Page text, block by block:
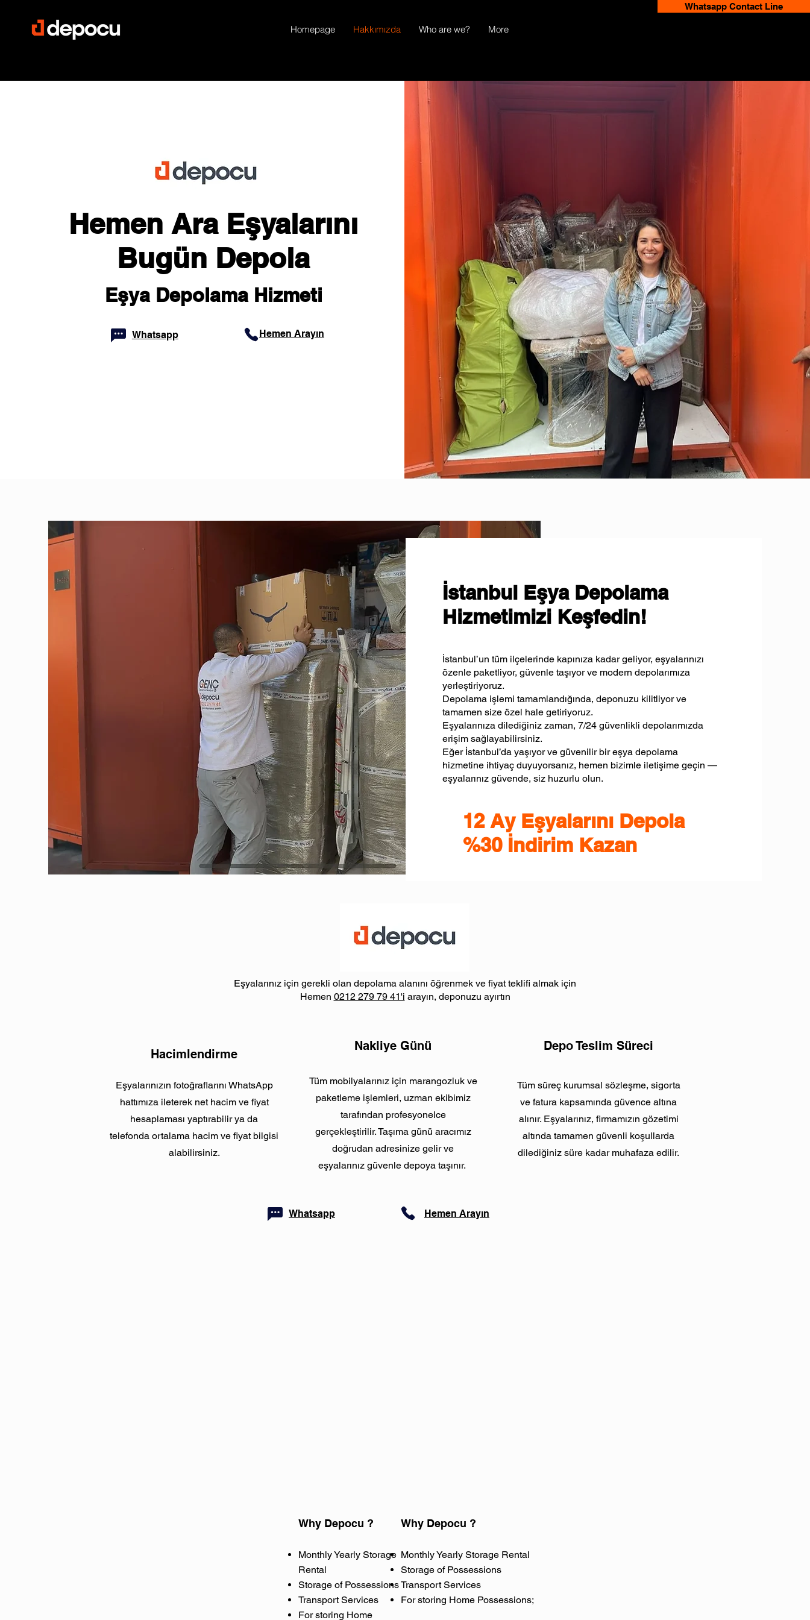
Homepage Hakkımızda Who are we? More
Whatsapp Contact Line
Hemen Ara Eşyalarını
Bugün Depola
Eşya Depolama Hizmeti
Whatsapp Hemen Arayın
İstanbul Eşya Depolama
Hizmetimizi Keşfedin!
İstanbul’un tüm ilçelerinde kapınıza kadar geliyor, eşyalarınızı
özenle paketliyor, güvenle taşıyor ve modern depolarımıza
yerleştiriyoruz.
Depolama işlemi tamamlandığında, deponuzu kilitliyor ve
tamamen size özel hale getiriyoruz.
Eşyalarınıza dilediğiniz zaman, 7/24 güvenlikli depolarımızda
erişim sağlayabilirsiniz.
Eğer İstanbul’da yaşıyor ve güvenilir bir eşya depolama
hizmetine ihtiyaç duyuyorsanız, hemen bizimle iletişime geçin —
eşyalarınız güvende, siz huzurlu olun.
12 Ay Eşyalarını Depola
%30 İndirim Kazan
Eşyalarınız için gerekli olan depolama alanını öğrenmek ve fiyat teklifi almak için
Hemen 0212 279 79 41'i arayın, deponuzu ayırtın
Hacimlendirme
Eşyalarınızın fotoğraflarını WhatsApp
hattımıza ileterek net hacim ve fiyat
hesaplaması yaptırabilir ya da
telefonda ortalama hacim ve fiyat bilgisi
alabilirsiniz.
Nakliye Günü
Tüm mobilyalarınız için marangozluk ve
paketleme işlemleri, uzman ekibimiz
tarafından profesyonelce
gerçekleştirilir. Taşıma günü aracımız
doğrudan adresinize gelir ve
eşyalarınız güvenle depoya taşınır.
Depo Teslim Süreci
Tüm süreç kurumsal sözleşme, sigorta
ve fatura kapsamında güvence altına
alınır. Eşyalarınız, firmamızın gözetimi
altında tamamen güvenli koşullarda
dilediğiniz süre kadar muhafaza edilir.
Hemen Arayın
Whatsapp
Why Depocu ?
Monthly Yearly Storage Rental
Storage of Possessions
Transport Services
For storing Home Possessions;
Why Depocu ?
Monthly Yearly Storage
Rental
Storage of Possessions
Transport Services
For storing Home